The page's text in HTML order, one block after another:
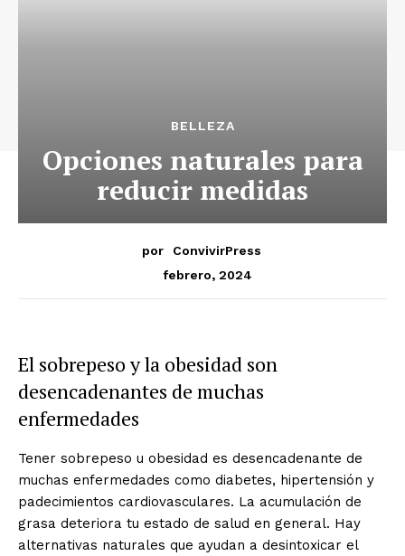
BELLEZA
Opciones naturales para
reducir medidas
por
ConvivirPress
febrero, 2024
El sobrepeso y la obesidad son
desencadenantes de muchas
enfermedades
Tener sobrepeso u obesidad es desencadenante de
muchas enfermedades como diabetes, hipertensión y
padecimientos cardiovasculares. La acumulación de
grasa deteriora tu estado de salud en general. Hay
alternativas naturales que ayudan a desintoxicar el